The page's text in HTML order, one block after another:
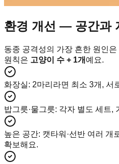
환경 개선 — 공간과
동종 공격성의 가장 흔한 원인
원칙은 고양이 수 + 1개 예요.
화장실: 2마리라면 최소 3개, 서
밥그릇·물그릇: 각자 별도 세트,
높은 공간: 캣타워·선반 여러 개
확보해요.